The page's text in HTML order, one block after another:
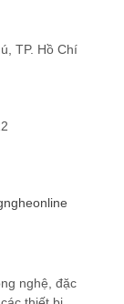
TP. Hồ Chí
nghệ, đặc